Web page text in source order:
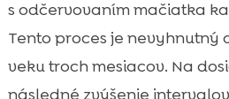
s odčervovaním mačiatka
Tento proces je nevyhnutný
veku troch mesiacov. Na
následné zvýšenie